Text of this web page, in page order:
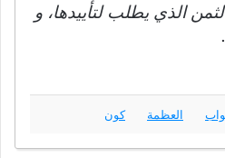
الذي يطلب لتأييدها، و
العظمة كون